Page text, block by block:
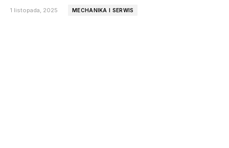
1 listopada, 2025 MECHANIKA I SERWIS